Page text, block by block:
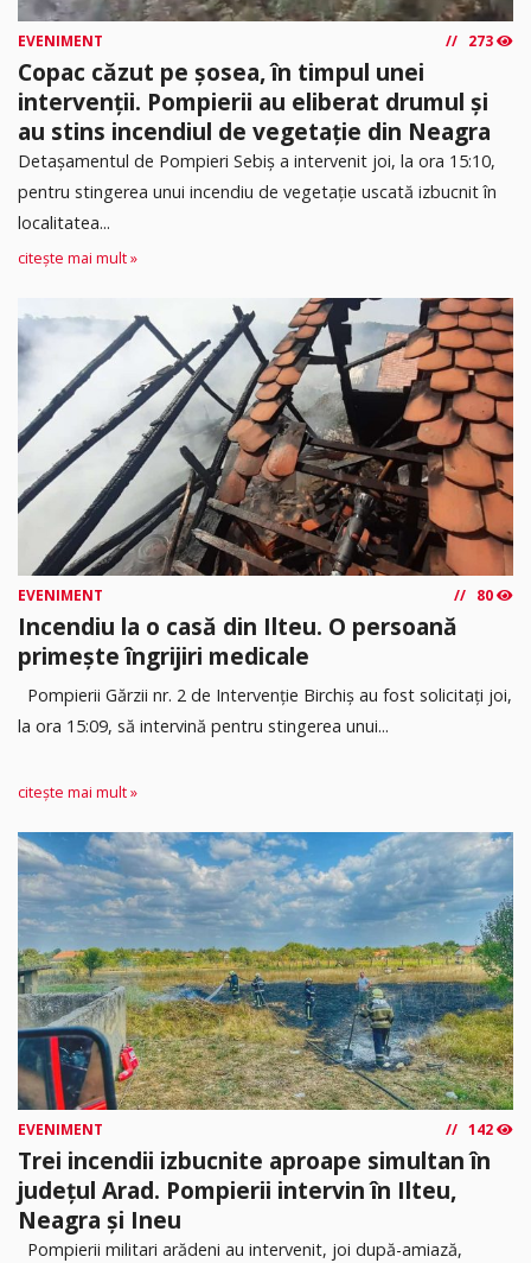
EVENIMENT 273
Copac căzut pe șosea, în timpul unei
intervenții. Pompierii au eliberat drumul și
au stins incendiul de vegetație din Neagra
Detașamentul de Pompieri Sebiș a intervenit joi, la ora 15:10,
pentru stingerea unui incendiu de vegetație uscată izbucnit în
localitatea...
citește mai mult »
EVENIMENT 80
Incendiu la o casă din Ilteu. O persoană
primește îngrijiri medicale
Pompierii Gărzii nr. 2 de Intervenție Birchiș au fost solicitați joi,
la ora 15:09, să intervină pentru stingerea unui...
citește mai mult »
EVENIMENT 142
Trei incendii izbucnite aproape simultan în
județul Arad. Pompierii intervin în Ilteu,
Neagra și Ineu
Pompierii militari arădeni au intervenit, joi după-amiază,